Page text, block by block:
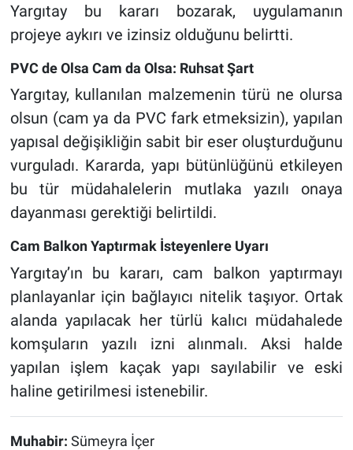
Yargıtay bu kararı bozarak, uygulamanın
projeye aykırı ve izinsiz olduğunu belirtti.
PVC de Olsa Cam da Olsa: Ruhsat Şart
Yargıtay, kullanılan malzemenin türü ne olursa
olsun (cam ya da PVC fark etmeksizin), yapılan
yapısal değişikliğin sabit bir eser oluşturduğunu
vurguladı. Kararda, yapı bütünlüğünü etkileyen
bu tür müdahalelerin mutlaka yazılı onaya
dayanması gerektiği belirtildi.
Cam Balkon Yaptırmak İsteyenlere Uyarı
Yargıtay’ın bu kararı, cam balkon yaptırmayı
planlayanlar için bağlayıcı nitelik taşıyor. Ortak
alanda yapılacak her türlü kalıcı müdahalede
komşuların yazılı izni alınmalı. Aksi halde
yapılan işlem kaçak yapı sayılabilir ve eski
haline getirilmesi istenebilir.
Muhabir: Sümeyra İçer